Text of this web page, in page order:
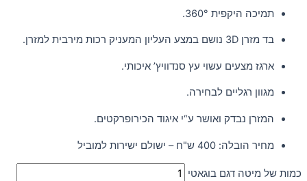
תמיכה היקפית 360°.
בד מזרן 3D נושם במצע העליון המעניק רכות מירבית למזרן.
ארגז מצעים עשוי עץ סנדוויץ’ איכותי.
מגוון רגליים לבחירה.
המזרן נבדק ואושר ע“י איגוד הכירופרקטים.
מחיר הובלה: 400 ש"ח – ישולם ישירות למוביל
כמות של מיטה דגם בוגאטי